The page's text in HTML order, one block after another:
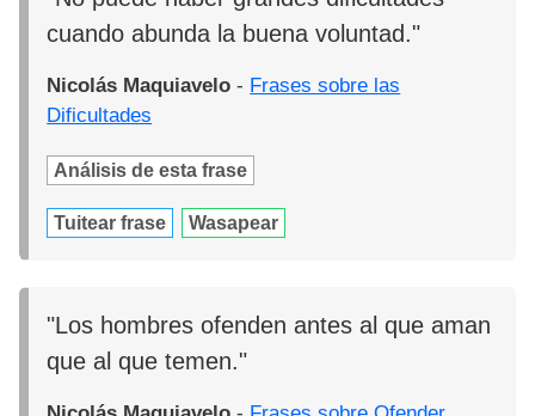
cuando abunda la buena voluntad."
Nicolás Maquiavelo - Frases sobre las
Dificultades
Análisis de esta frase
Tuitear frase Wasapear
"Los hombres ofenden antes al que aman
que al que temen."